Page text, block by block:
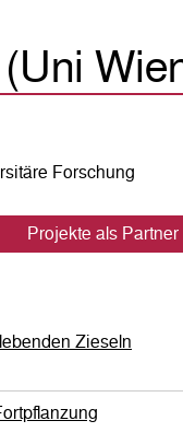
Forschung
Projekte als Partner
Zieseln